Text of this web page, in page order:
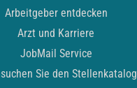
Arbeitgeber entdecken
Arzt und Karriere
JobMail Service
Sie den Stellenkatalog